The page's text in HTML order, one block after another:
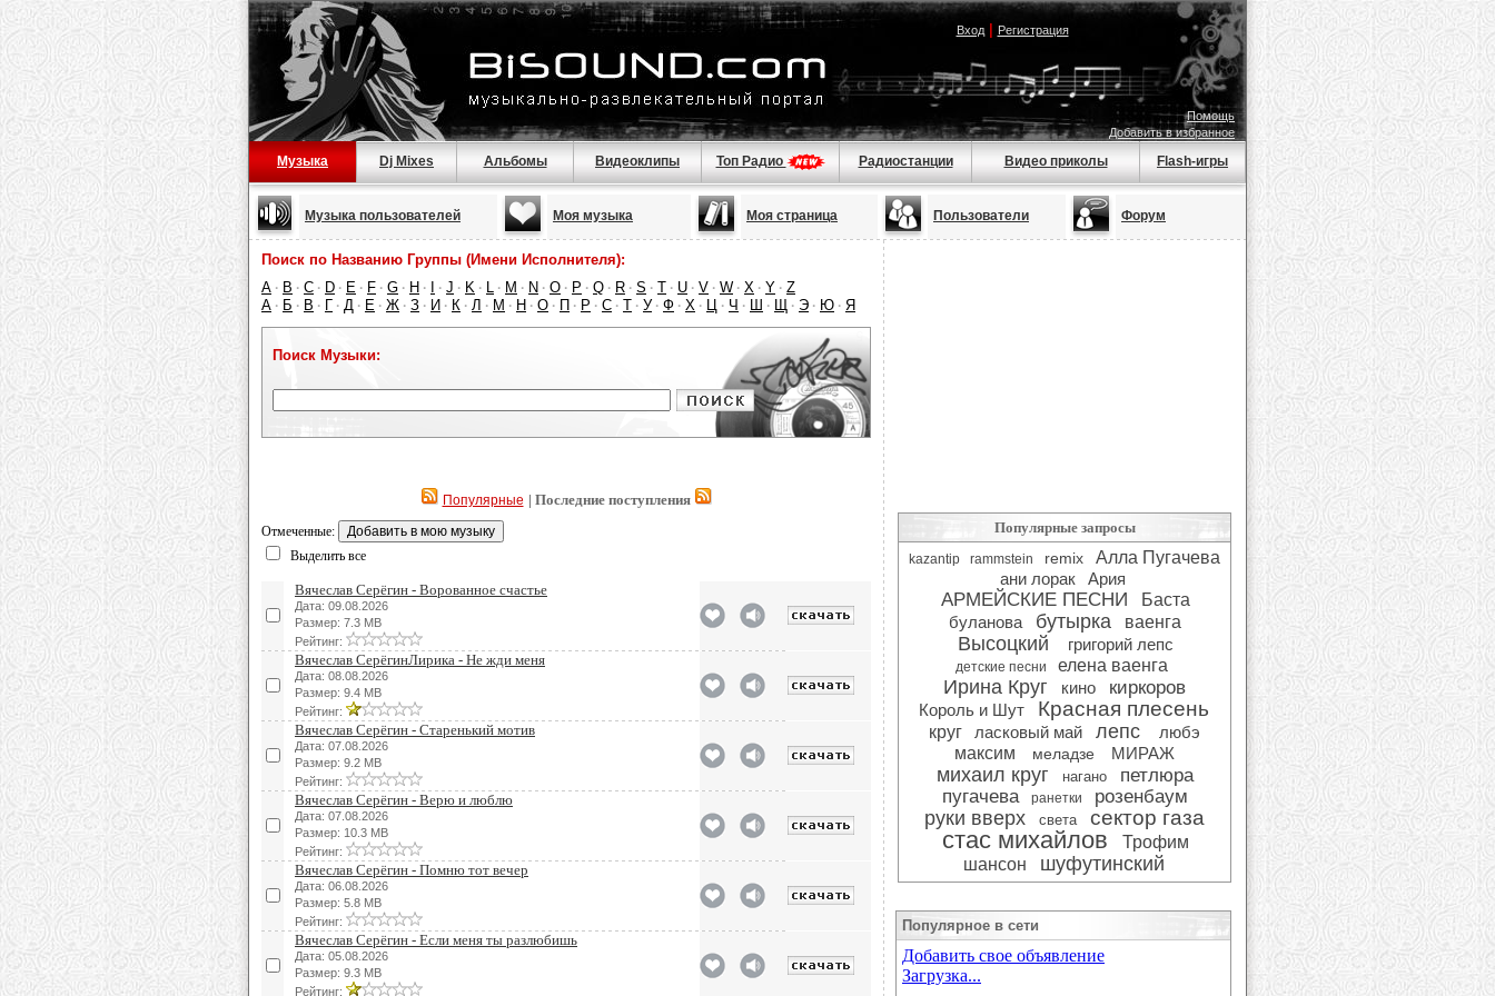
Вход| Регистрация
Помощь
Добавить в избранное
Музыка Dj Mixes Альбомы Видеоклипы Топ Радио Радиостанции Видео приколы Flash-игры
Музыка пользователей Моя музыка Моя страница Пользователи Форум
Поиск по Названию Группы (Имени Исполнителя):
A · B · C · D · E · F · G · H · · J · K · L · M · N · O · P · Q · R · S · T · U · V · W · X · Y · Z
А · Б · В · Г · Д · Е · Ж · З · И · К · Л · М · Н · О · П · Р · С · Т · У · Ф · Х · Ц · Ч · Ш · Щ · Э · Ю · Я
Поиск Музыки:
Популярные | Последние поступления
Отмеченные:
Выделить все
Вячеслав Серёгин - Ворованное счастье
Дата: 09.08.2026
Размер: 7.3 MB
Рейтинг:
Вячеслав СерёгинЛирика - Не жди меня
Дата: 08.08.2026
Размер: 9.4 MB
Рейтинг:
Вячеслав Серёгин - Старенький мотив
Дата: 07.08.2026
Размер: 9.2 MB
Рейтинг:
Вячеслав Серёгин - Верю и люблю
Дата: 07.08.2026
Размер: 10.3 MB
Рейтинг:
Вячеслав Серёгин - Помню тот вечер
Дата: 06.08.2026
Размер: 5.8 MB
Рейтинг:
Вячеслав Серёгин - Если меня ты разлюбишь
Дата: 05.08.2026
Размер: 9.3 MB
Рейтинг:
Популярные запросы
kazantip rammstein remix
Алла Пугачева
ани лорак
Ария
АРМЕЙСКИЕ ПЕСНИ
Баста
буланова
бутырка ваенга
Высоцкий григорий лепс
детские песни елена ваенга
Ирина Круг кино киркоров
Король и Шут Красная плесень
круг ласковый май лепс
любэ
максим
меладзе МИРАЖ
михаил круг нагано
петлюра
пугачева
ранетки розенбаум
руки вверх света сектор газа
стас михайлов
Трофим
шансон
шуфутинский
Популярное в сети